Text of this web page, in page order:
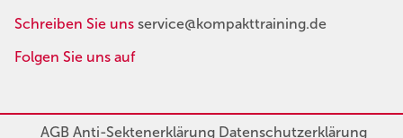
Schreiben Sie uns service@kompakttraining.de
Folgen Sie uns auf
AGBAnti-SektenerklärungDatenschutzerklärung